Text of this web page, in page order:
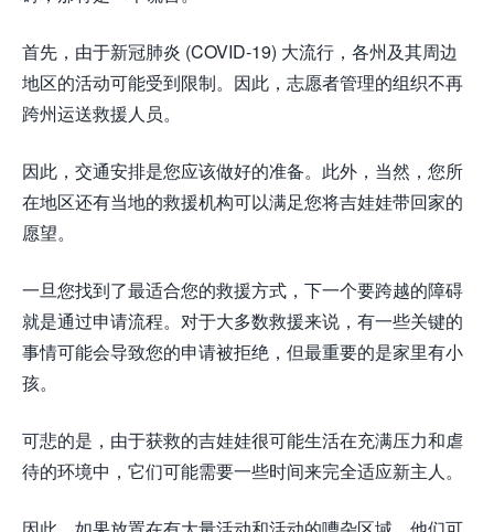
首先，由于新冠肺炎 (COVID-19) 大流行，各州及其周边
地区的活动可能受到限制。因此，志愿者管理的组织不再
跨州运送救援人员。
因此，交通安排是您应该做好的准备。此外，当然，您所
在地区还有当地的救援机构可以满足您将吉娃娃带回家的
愿望。
一旦您找到了最适合您的救援方式，下一个要跨越的障碍
就是通过申请流程。对于大多数救援来说，有一些关键的
事情可能会导致您的申请被拒绝，但最重要的是家里有小
孩。
可悲的是，由于获救的吉娃娃很可能生活在充满压力和虐
待的环境中，它们可能需要一些时间来完全适应新主人。